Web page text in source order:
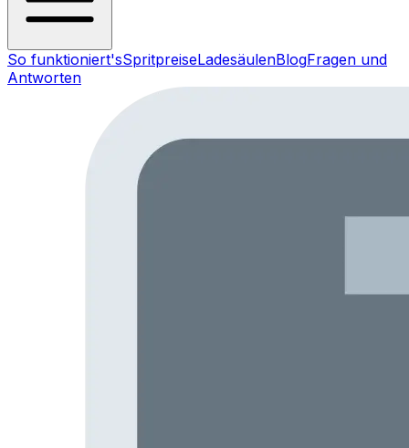
So funktioniert'sSpritpreiseLadesäulenBlogFragen und
Antworten